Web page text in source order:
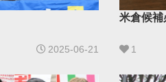
2025-06-21
米倉候補
1